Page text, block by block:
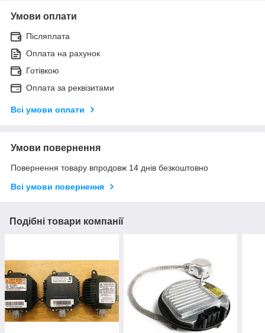
Умови оплати
Післяплата
Оплата на рахунок
Готівкою
Оплата за реквізитами
Всі умови оплати
Умови повернення
Повернення товару впродовж 14 днів безкоштовно
Всі умови повернення
Подібні товари компанії